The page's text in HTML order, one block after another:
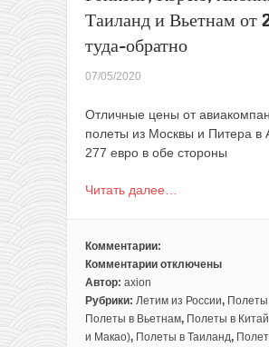
Таиланд и Вьетнам от
туда-обратно
07/05/2020
Отличные цены от
полеты из Москвы и Питера в
277 евро в обе стороны
Читать далее…
Комментарии:
Комментарии
к
записи
S7:
из
отключены
Автор: axion
Рубрики: Летим из России,
Полеты в Вьетнам, Полеты в Китай
и Макао), Полеты в Таиланд,